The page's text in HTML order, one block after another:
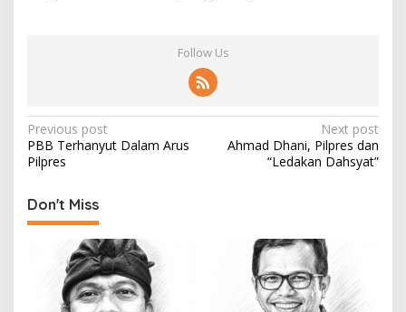
Follow Us
P
o
t
n
Previous post
PBB Terhanyut Dalam Arus
Pilpres
Next post
Ahmad Dhani, Pilpres dan
“Ledakan Dahsyat”
Don't Miss